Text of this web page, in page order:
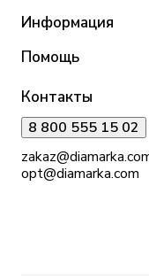
Информация
Помощь
Контакты
8 800 555 15 02
opt@diamarka.com